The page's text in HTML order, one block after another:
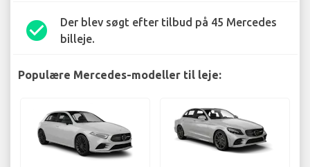
check_circle
Der blev søgt efter tilbud på 45 Mercedes
billeje.
Populære Mercedes-modeller til leje: